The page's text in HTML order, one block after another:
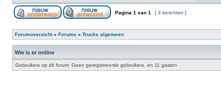
Pagina 1 van 1 [ 3 berichten ]
Forumoverzicht» Forums » Trucks algemeen
Wie is er online
Gebruikers op dit forum: Geen geregistreerde gebruikers. en 11 gasten